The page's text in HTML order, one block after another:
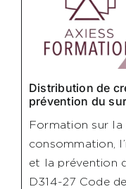
Distribution de
prévention du
Formation sur
consommation,
et la prévention
D314-27 Code